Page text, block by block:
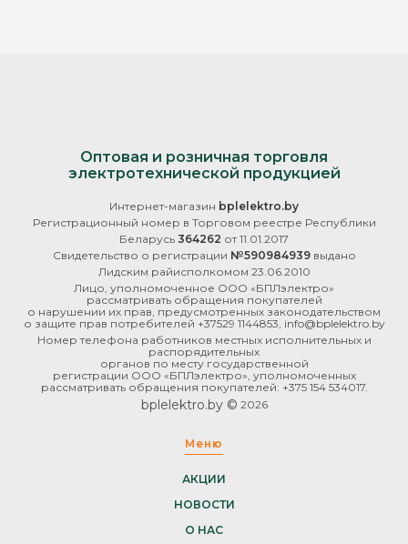
Оптовая и розничная торговля
электротехнической продукцией
Интернет-магазин bplelektro.by
Регистрационный номер в Торговом реестре Республики
Беларусь 364262 от 11.01.2017
Свидетельство о регистрации №590984939выдано
Лидским райисполкомом 23.06.2010
Лицо, уполномоченное ООО «БПЛэлектро»
рассматривать обращения покупателей
о нарушении их прав, предусмотренных законодательством
о защите прав потребителей +37529 1144853, info@bplelektro.by
Номер телефона работников местных исполнительных и
распорядительных
органов по месту государственной
регистрации ООО «БПЛэлектро», уполномоченных
рассматривать обращения покупателей: +375 154 534017.
bplelektro.by © 2026
Меню
АКЦИИ
НОВОСТИ
О НАС